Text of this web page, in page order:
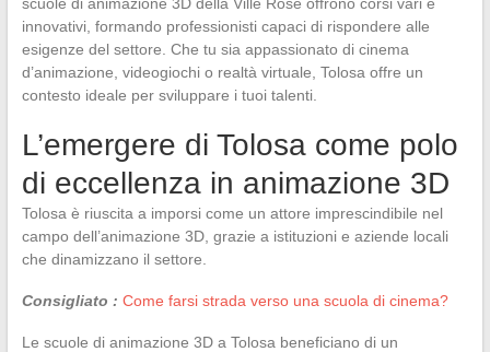
innovativi, formando professionisti capaci di rispondere alle
esigenze del settore. Che tu sia appassionato di cinema
d’animazione, videogiochi o realtà virtuale, Tolosa offre un
contesto ideale per sviluppare i tuoi talenti.
L’emergere di Tolosa come polo
di eccellenza in animazione 3D
Tolosa è riuscita a imporsi come un attore imprescindibile nel
campo dell’animazione 3D, grazie a istituzioni e aziende locali
che dinamizzano il settore.
Consigliato : Come farsi strada verso una scuola di cinema?
Le scuole di animazione 3D a Tolosa beneficiano di un